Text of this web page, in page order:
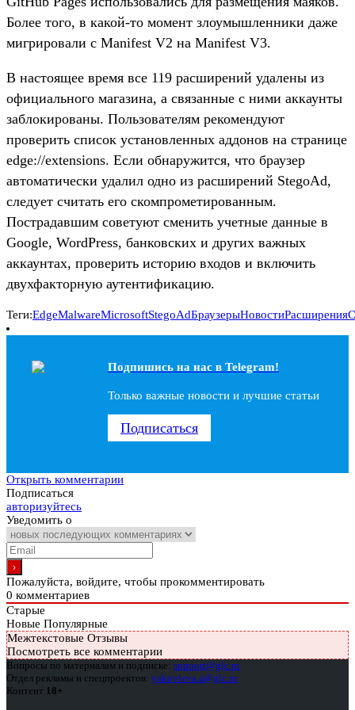
Более того, в какой-то момент злоумышленники даже
мигрировали с Manifest V2 на Manifest V3.
В настоящее время все 119 расширений удалены из
официального магазина, а связанные с ними аккаунты
заблокированы. Пользователям рекомендуют
проверить список установленных аддонов на странице
edge://extensions. Если обнаружится, что браузер
автоматически удалил одно из расширений StegoAd,
следует считать его скомпрометированным.
Пострадавшим советуют сменить учетные данные в
Google, WordPress, банковских и других важных
аккаунтах, проверить историю входов и включить
двухфакторную аутентификацию.
Теги:EdgeMalwareMicrosoftStegoAdБраузерыНовостиРасширения
Подпишись на наc в Telegram!
Только важные новости и лучшие статьи
Подписаться
Открыть комментарии
Подписаться
авторизуйтесь
Уведомить о
Пожалуйста, войдите, чтобы прокомментировать
0 комментариев
Старые
Новые Популярные
Межтекстовые Отзывы
Посмотреть все комментарии
Вопросы по материалам и подписке: support@glc.ru
Отдел рекламы и спецпроектов: yakovleva.a@glc.ru
Контент 18+